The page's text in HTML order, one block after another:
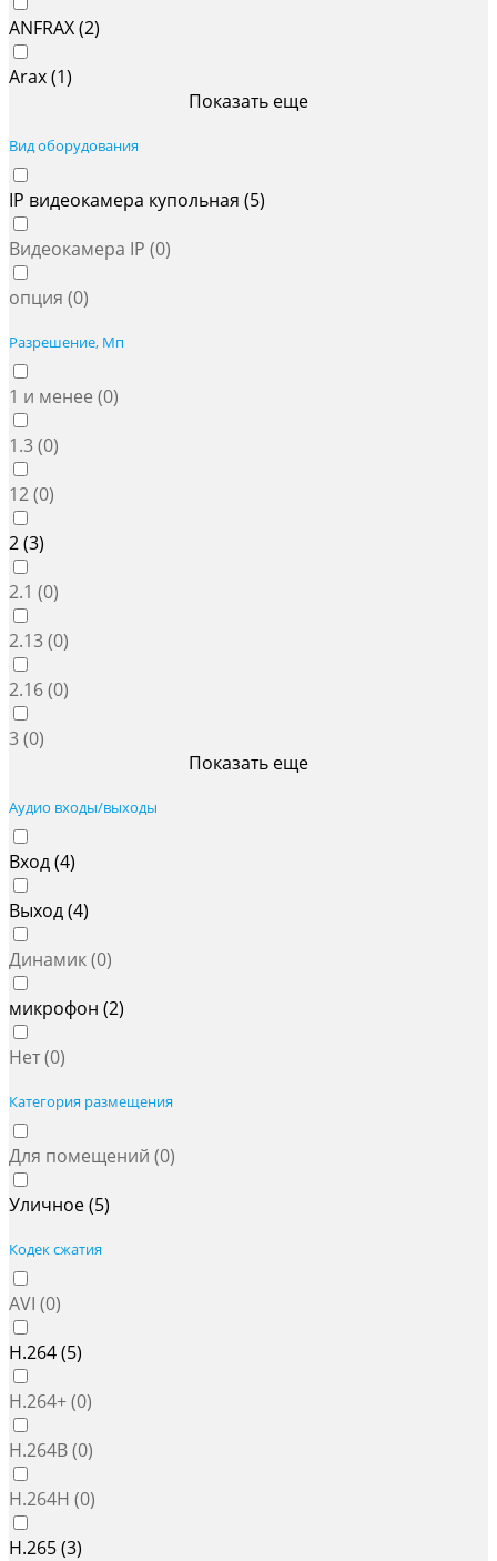
ANFRAX (2)
Arax (1)
Показать еще
Вид оборудования
IP видеокамера купольная (5)
Видеокамера IP (0)
опция (0)
Разрешение, Мп
1 и менее (0)
1.3 (0)
12 (0)
2 (3)
2.1 (0)
2.13 (0)
2.16 (0)
3 (0)
Показать еще
Аудио входы/выходы
Вход (4)
Выход (4)
Динамик (0)
микрофон (2)
Нет (0)
Категория размещения
Для помещений (0)
Уличное (5)
Кодек сжатия
AVI (0)
H.264 (5)
H.264+ (0)
H.264B (0)
H.264H (0)
H.265 (3)